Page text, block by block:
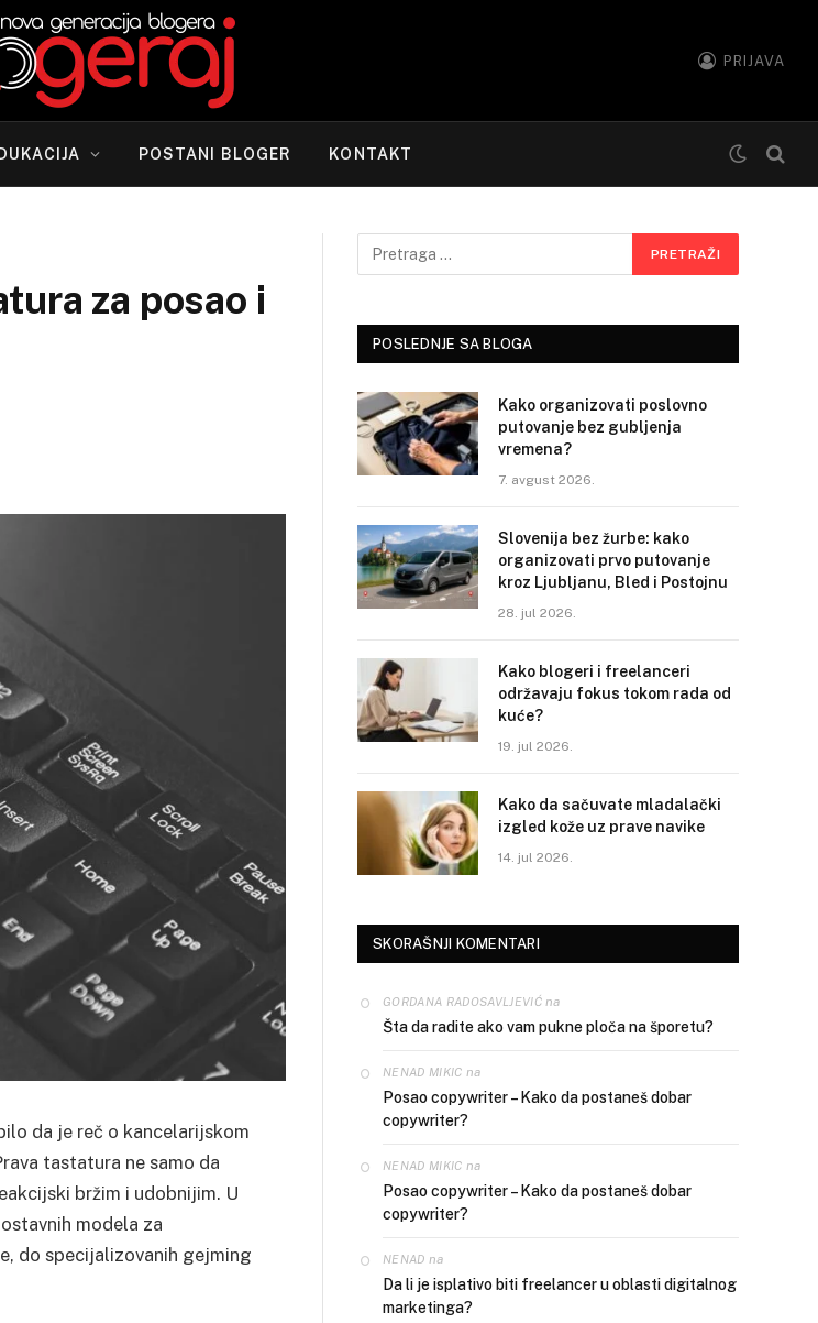
PRIJAVA
POSTANI BLOGER KONTAKT
za posao i
da je reč o kancelarijskom
tastatura ne samo da
bržim i udobnijim. U
modela za
do specijalizovanih gejming
POSLEDNJE SA BLOGA
Kako organizovati poslovno
putovanje bez gubljenja
vremena?
7. avgust 2026.
Slovenija bez žurbe: kako
organizovati prvo putovanje
kroz Ljubljanu, Bled i Postojnu
28. jul 2026.
Kako blogeri i freelanceri
održavaju fokus tokom rada od
kuće?
19. jul 2026.
Kako da sačuvate mladalački
izgled kože uz prave navike
14. jul 2026.
SKORAŠNJI KOMENTARI
GORDANA RADOSAVLJEVIĆna
Šta da radite ako vam pukne ploča na šporetu?
NENAD MIKIC na
Posao copywriter – Kako da postaneš dobar
copywriter?
NENAD MIKIC na
Posao copywriter – Kako da postaneš dobar
copywriter?
NENAD na
Da li je isplativo biti freelancer u oblasti digitalnog
marketinga?